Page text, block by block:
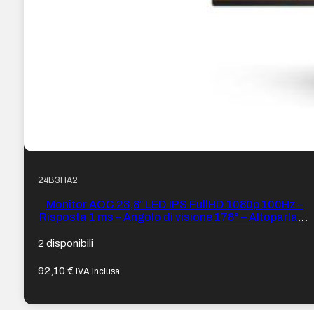
24B3HA2
Monitor AOC 23,8″ LED IPS FullHD 1080p 100Hz –
Risposta 1 ms – Angolo di visione 178° – Altoparlanti
2 disponibili
92,10€ IVA inclusa